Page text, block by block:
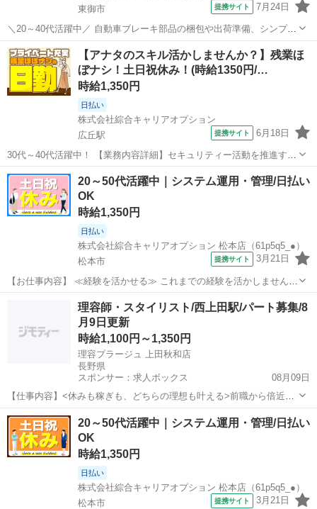
東御市
提携サイト 7月24日
＼20～40代活躍中／ 自動車ブレーキ部品の梱包や出荷準備、シンプル
な組付け、目視検査などをお任せします。 「2026年11月20日ぐらいま
で」の期間限定のお仕事になります! 未経験の方でも始めやすいシンプ
ルな軽作業が中...
長野 東御市 その他
【アナタのスキル活かしませんか？】残業ほ
ぼナシ！土日祝休み！(時給1350円/…
時給1,350円
日払い
株式会社綜合キャリアオプション
広丘駅
提携サイト 6月18日
30代～40代活躍中！ 【業務内容詳細】セキュリティー活動を推進する
事務局のメンバーとして業務推進をお願い致します。 会議設定や情報
セキュリティー教育訓練管理、 問い合わせの窓口対応、 情報共有サイ
トのメンテナンス管理な...
長野 塩尻市 広丘駅 その他
20～50代活躍中｜システム運用・管理/日払い
OK
時給1,350円
日払い
株式会社綜合キャリアオプション 松本店（61p5q5_●）
松本市
提携サイト 3月21日
【お仕事内容】 ≪経験を活かせる≫ これまでの経験を活かしません
か？ ブランクがあっても大丈夫♪ 経験はちょっとだけ…という方も
OK！ ≪ちょっとの残業で収入アップ≫ 残業は月20時間未満で、 ほど
よく稼げます♪ ≪土日祝休...
松本市 その他
理容師・スタイリスト/西上田駅/パート募集/8
月9日更新
時給1,100円～1,350円
理容プラージュ 上田秋和店
長野県
スポンサー：求人ボックス
08月09日
【仕事内容】<休みも稼ぎも、どちらの理想も叶える>前職から倍近い
給与になったスタッフも多数 <募集職種> 理容師 <仕事内容> 様々なお
客さまの「らしさ」を叶える、サロン業務全般をお任せします <プラ
ージュならではの働きやすさ&成...
アルバイト・パート
20～50代活躍中｜システム運用・管理/日払い
OK
時給1,350円
日払い
株式会社綜合キャリアオプション 松本店（61p5q5_●）
松本市
提携サイト 3月21日